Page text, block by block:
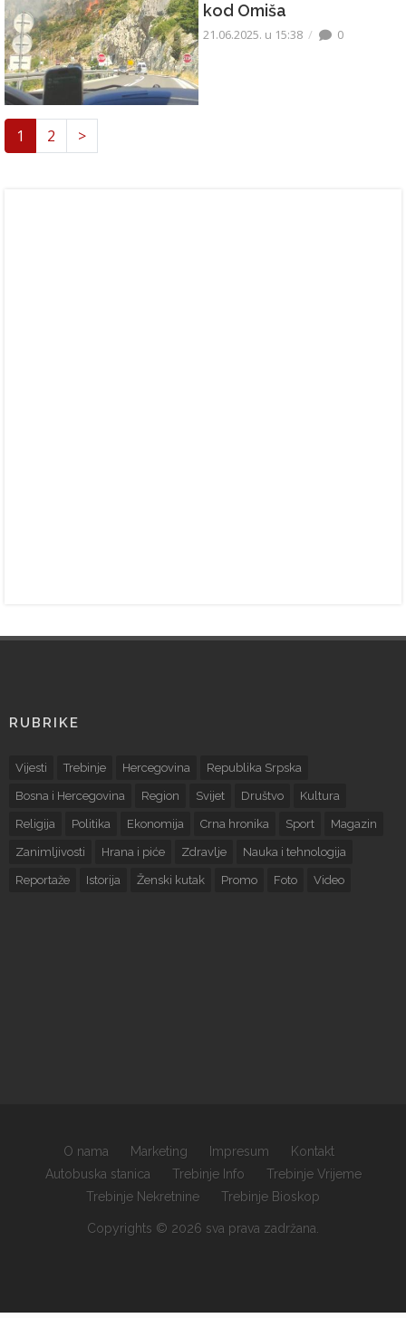
kod Omiša
21.06.2025. u 15:38 0
1 2 >
RUBRIKE
Vijesti Trebinje Hercegovina Republika Srpska
Bosna i Hercegovina Region Svijet Društvo Kultura
Religija Politika Ekonomija Crna hronika Sport Magazin
Zanimljivosti Hrana i piće Zdravlje Nauka i tehnologija
Reportaže Istorija Ženski kutak Promo Foto Video
O nama Marketing Impresum
Kontakt
Autobuska stanica
Trebinje Info
Trebinje Vrijeme
Trebinje Nekretnine
Trebinje Bioskop
Copyrights © 2026 sva prava zadržana.